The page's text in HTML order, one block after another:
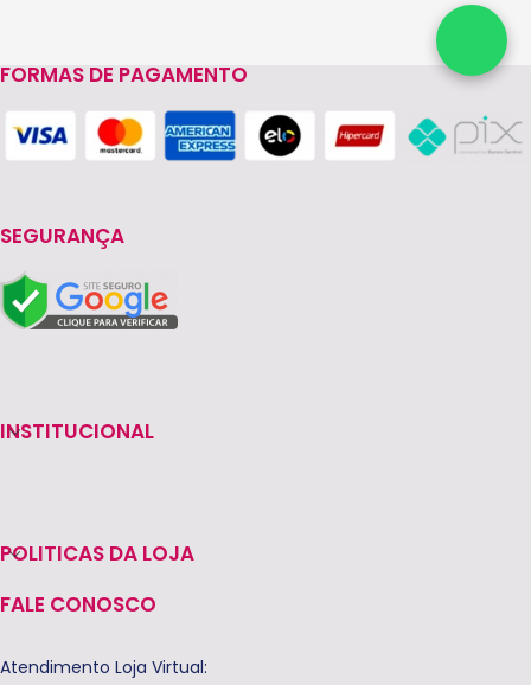
FORMAS DE PAGAMENTO
SEGURANÇA
INSTITUCIONAL
POLITICAS DA LOJA
FALE CONOSCO
Atendimento Loja Virtual: